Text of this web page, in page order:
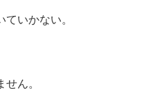
いかない。
ん。